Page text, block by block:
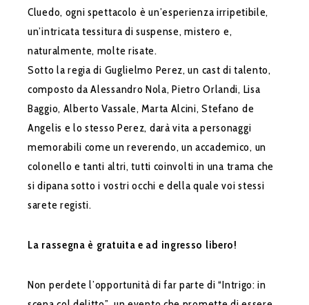
Cluedo, ogni spettacolo è un’esperienza irripetibile,
un’intricata tessitura di suspense, mistero e,
naturalmente, molte risate.
Sotto la regia di Guglielmo Perez, un cast di talento,
composto da Alessandro Nola, Pietro Orlandi, Lisa
Baggio, Alberto Vassale, Marta Alcini, Stefano de
Angelis e lo stesso Perez, darà vita a personaggi
memorabili come un reverendo, un accademico, un
colonello e tanti altri, tutti coinvolti in una trama che
si dipana sotto i vostri occhi e della quale voi stessi
sarete registi.
La rassegna è gratuita e ad ingresso libero!
Non perdete l’opportunità di far parte di “Intrigo: in